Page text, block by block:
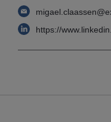
https://